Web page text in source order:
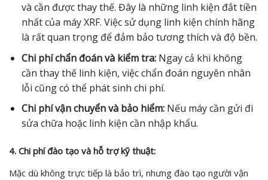
và cần được thay thế. Đây là những linh kiện đắt tiền
nhất của máy XRF. Việc sử dụng linh kiện chính hãng
là rất quan trọng để đảm bảo tương thích và độ bền.
Chi phí chẩn đoán và kiểm tra:Ngay cả khi không
cần thay thế linh kiện, việc chẩn đoán nguyên nhân
lỗi cũng có thể phát sinh chi phí.
Chi phí vận chuyển và bảo hiểm:Nếu máy cần gửi đi
sửa chữa hoặc linh kiện cần nhập khẩu.
4. Chi phí đào tạo và hỗ trợ kỹ thuật:
Mặc dù không trực tiếp là bảo trì, nhưng đào tạo người vận